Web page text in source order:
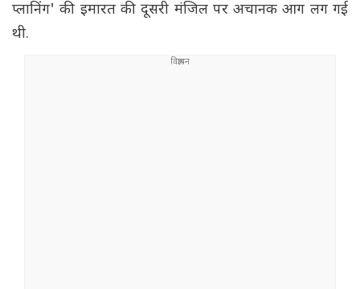
प्लानिंग' की इमारत की दूसरी मंजिल पर अचानक आग लग गई
थी.